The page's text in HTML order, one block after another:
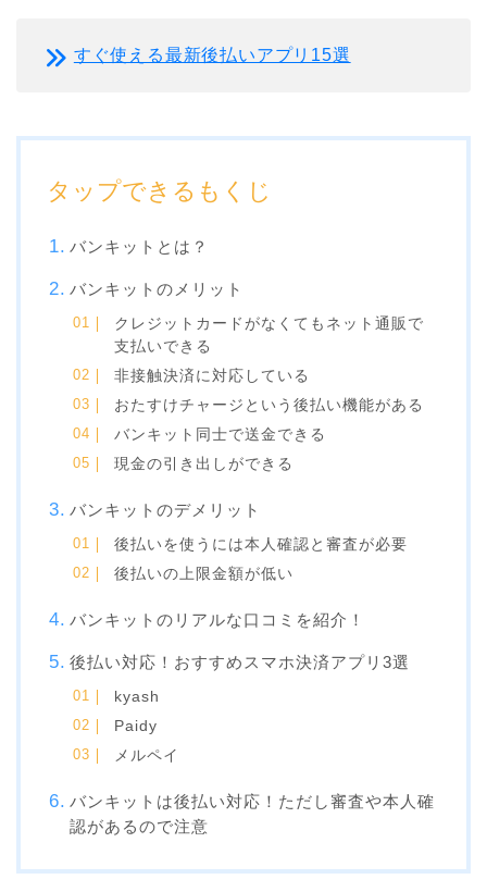
すぐ使える最新後払いアプリ15選
タップできるもくじ
バンキットとは？
バンキットのメリット
クレジットカードがなくてもネット通販で
支払いできる
非接触決済に対応している
おたすけチャージという後払い機能がある
バンキット同士で送金できる
現金の引き出しができる
バンキットのデメリット
後払いを使うには本人確認と審査が必要
後払いの上限金額が低い
バンキットのリアルな口コミを紹介！
後払い対応！おすすめスマホ決済アプリ3選
kyash
Paidy
メルペイ
バンキットは後払い対応！ただし審査や本人確
認があるので注意